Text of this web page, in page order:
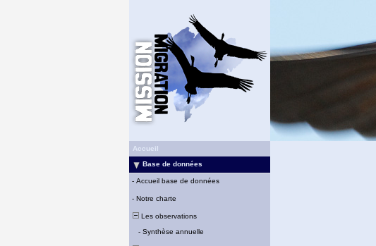
Accueil
Base de données
- Accueil base de données
- Notre charte
Les observations
- Synthèse annuelle